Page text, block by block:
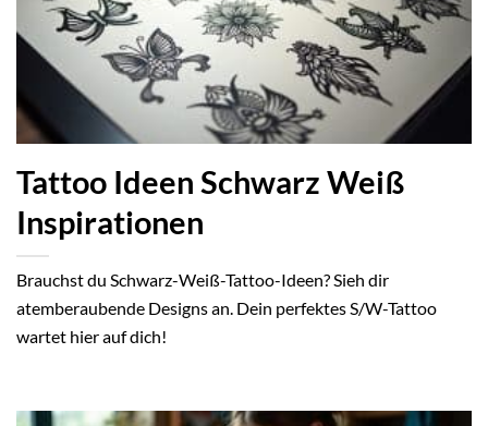
Tattoo Ideen Schwarz Weiß
Inspirationen
Brauchst du Schwarz-Weiß-Tattoo-Ideen? Sieh dir
atemberaubende Designs an. Dein perfektes S/W-Tattoo
wartet hier auf dich!